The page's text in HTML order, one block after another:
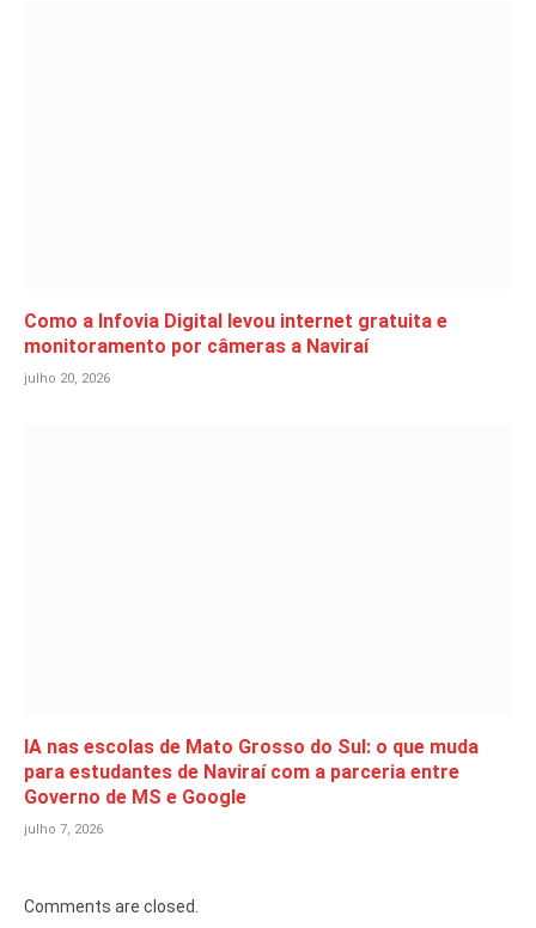
Como a Infovia Digital levou internet gratuita e
monitoramento por câmeras a Naviraí
julho 20, 2026
IA nas escolas de Mato Grosso do Sul: o que muda
para estudantes de Naviraí com a parceria entre
Governo de MS e Google
julho 7, 2026
Comments are closed.